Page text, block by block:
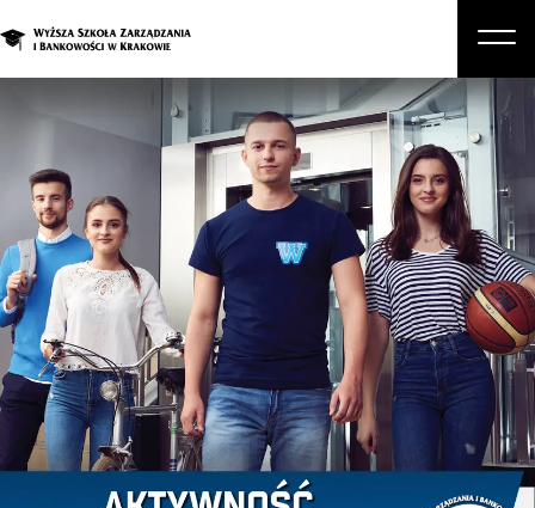
O nas
Studia
Studia podyplomowe i kursy
Kandydat
Student
Biznes
Zapisz się na studia